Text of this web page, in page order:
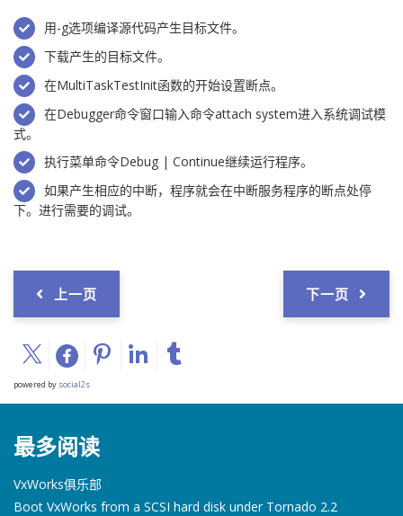
用-g选项编译源代码产生目标文件。
下载产生的目标文件。
在MultiTaskTestInit函数的开始设置断点。
在Debugger命令窗口输入命令attach system进入系统调试模
式。
执行菜单命令Debug | Continue继续运行程序。
如果产生相应的中断，程序就会在中断服务程序的断点处停
下。进行需要的调试。
上一页 下一页
powered by social2s
最多阅读
VxWorks俱乐部
Boot VxWorks from a SCSI hard disk under Tornado 2.2